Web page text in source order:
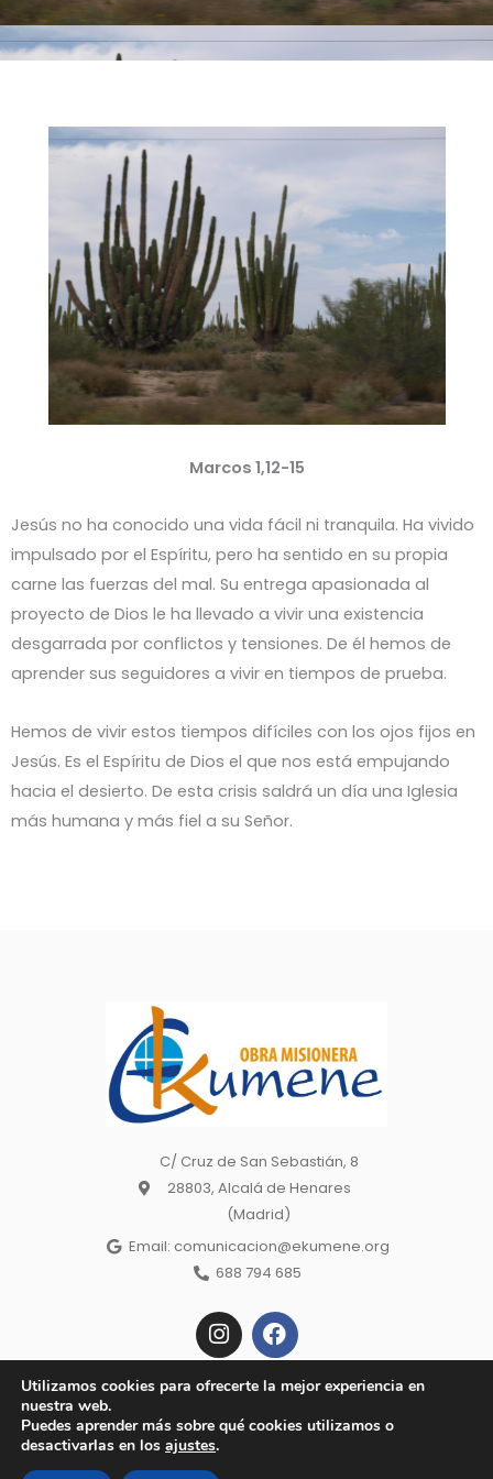
Marcos 1,12-15
Jesús no ha conocido una vida fácil ni tranquila. Ha vivido
impulsado por el Espíritu, pero ha sentido en su propia
carne las fuerzas del mal. Su entrega apasionada al
proyecto de Dios le ha llevado a vivir una existencia
desgarrada por conflictos y tensiones. De él hemos de
aprender sus seguidores a vivir en tiempos de prueba.
Hemos de vivir estos tiempos difíciles con los ojos fijos en
Jesús. Es el Espíritu de Dios el que nos está empujando
hacia el desierto. De esta crisis saldrá un día una Iglesia
más humana y más fiel a su Señor.
C/ Cruz de San Sebastián, 8
28803, Alcalá de Henares
(Madrid)
Email: comunicacion@ekumene.org
688 794 685
n
s
a
g
r
a
c
b
o
o
Copyright © 2022 Ekumene – Obra Misionera. | Made wiht 🕊 by
Baobab Marketing | Todos los derechos reservados. Aviso
Legal, Política de Privacidad, Política de cookies
Utilizamos cookies para ofrecerte la mejor experiencia en
nuestra web.
Puedes aprender más sobre qué cookies utilizamos o
desactivarlas en los ajustes.